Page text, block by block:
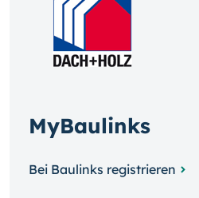
MyBaulinks
Bei Baulinks registrieren